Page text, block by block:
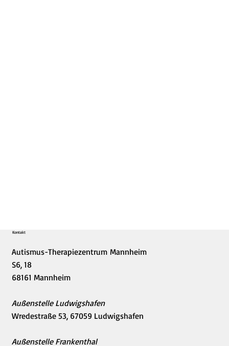
Kontakt
Autismus-Therapiezentrum Mannheim
S6, 18
68161 Mannheim
Außenstelle Ludwigshafen
Wredestraße 53, 67059 Ludwigshafen
Außenstelle Frankenthal